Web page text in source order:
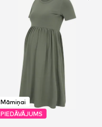
Māmiņai
PIEDĀVĀJUMS